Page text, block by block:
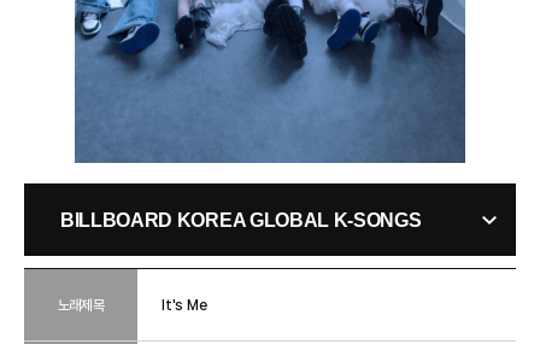
BILLBOARD KOREA GLOBAL K-SONGS
노래제목 It's Me